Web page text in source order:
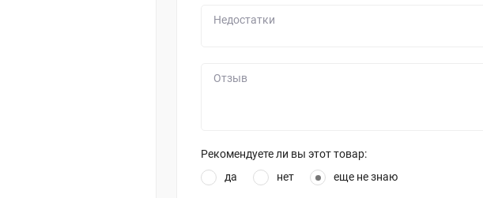
Рекомендуете ли вы этот товар:
да
нет еще не знаю